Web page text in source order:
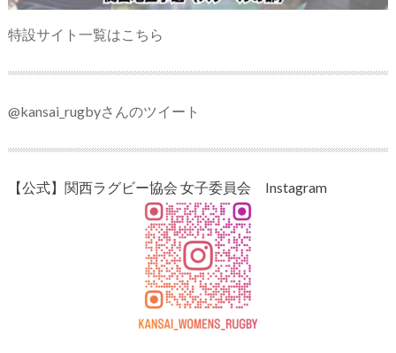
特設サイト一覧はこちら
@kansai_rugbyさんのツイート
【公式】関西ラグビー協会 女子委員会 Instagram